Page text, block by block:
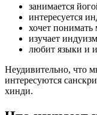
занимается
интересуется
хочет понимать
изучает
любит языки и
Неудивительно, что
интересуются
хинди.